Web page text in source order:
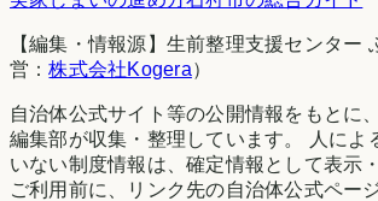
【編集・情報源】生前整理支援センター
営：株式会社Kogera）
自治体公式サイト等の公開情報をもとに
編集部が収集・整理しています。 人によ
いない制度情報は、確定情報として表示
ご利用前に、リンク先の自治体公式ペー